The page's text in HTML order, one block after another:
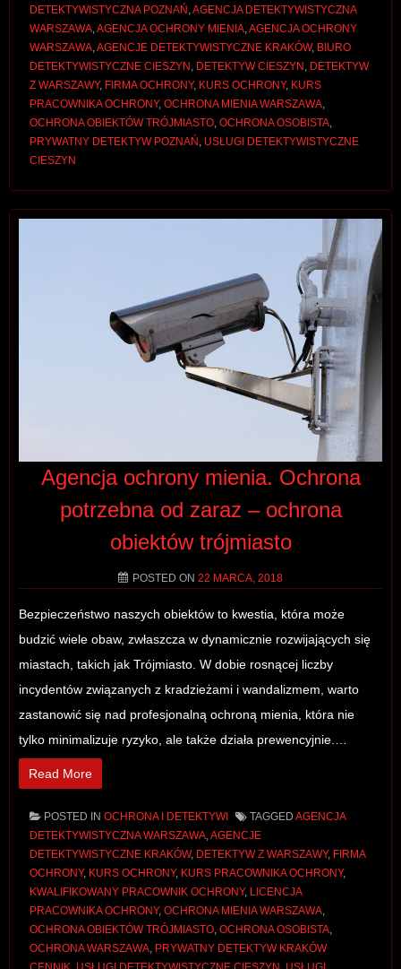
DETEKTYWISTYCZNA POZNAŃ ,AGENCJA DETEKTYWISTYCZNA
WARSZAWA,AGENCJA OCHRONY MIENIA,AGENCJA OCHRONY
WARSZAWA,AGENCJE DETEKTYWISTYCZNE KRAKÓW, BIURO
DETEKTYWISTYCZNE CIESZYN , DETEKTYW CIESZYN , DETEKTYW
Z WARSZAWY, FIRMA OCHRONY, KURS OCHRONY, KURS
PRACOWNIKA OCHRONY, OCHRONA MIENIA WARSZAWA,
OCHRONA OBIEKTÓW TRÓJMIASTO, OCHRONA OSOBISTA,
PRYWATNY DETEKTYW POZNAŃ , USŁUGI DETEKTYWISTYCZNE
CIESZYN
Agencja ochrony mienia. Ochrona
potrzebna od zaraz – ochrona
obiektów trójmiasto
POSTED ON 22 MARCA, 2018
Bezpieczeństwo naszych obiektów to kwestia, która może
budzić wiele obaw, zwłaszcza w dynamicznie rozwijających się
miastach, takich jak Trójmiasto. W dobie rosnącej liczby
incydentów związanych z kradzieżami i wandalizmem, warto
zastanowić się nad profesjonalną ochroną mienia, która nie
tylko minimalizuje ryzyko, ale także działa prewencyjnie.…
Read More
POSTED IN OCHRONA I DETEKTYWI TAGGED AGENCJA
DETEKTYWISTYCZNA WARSZAWA,AGENCJE
DETEKTYWISTYCZNE KRAKÓW, DETEKTYW Z WARSZAWY, FIRMA
OCHRONY, KURS OCHRONY, KURS PRACOWNIKA OCHRONY,
KWALIFIKOWANY PRACOWNIK OCHRONY, LICENCJA
PRACOWNIKA OCHRONY, OCHRONA MIENIA WARSZAWA,
OCHRONA OBIEKTÓW TRÓJMIASTO, OCHRONA OSOBISTA,
OCHRONA WARSZAWA, PRYWATNY DETEKTYW KRAKÓW